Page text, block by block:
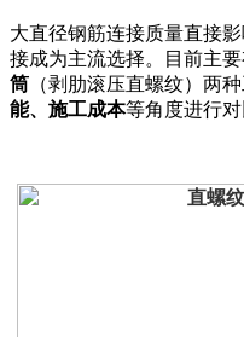
大直径钢筋连接质量直接影
接成为主流选择。目前主
筒 （剥肋滚压直螺纹）两
能、施工成本等角度进行